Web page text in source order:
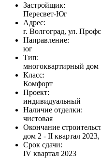
Застройщик:
Пересвет-Юг
Адрес:
г. Волгоград, ул.
Направление:
юг
Тип:
многоквартирный дом
Класс:
Комфорт
Проект:
индивидуальный
Наличие отделки:
чистовая
Окончание
дом 2 - II квартал
Срок сдачи:
IV квартал 2023